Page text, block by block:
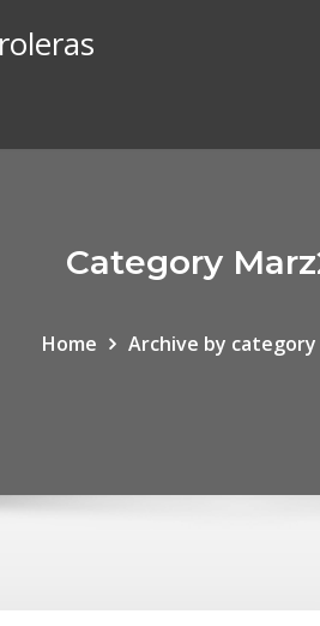
Category
Home Archive by category